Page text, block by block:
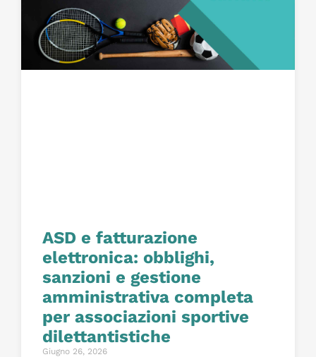
ASD e fatturazione
elettronica: obblighi,
sanzioni e gestione
amministrativa completa
per associazioni sportive
dilettantistiche
Giugno 26, 2026